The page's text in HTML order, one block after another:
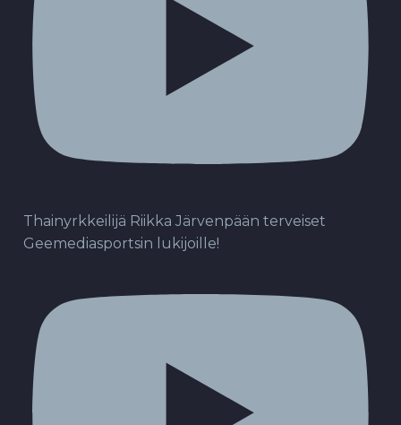
Thainyrkkeilijä Riikka Järvenpään terveiset
Geemediasportsin lukijoille!